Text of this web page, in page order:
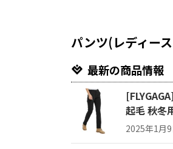
パンツ(レディー
最新の商品情報
起毛 秋冬
2025年1月9